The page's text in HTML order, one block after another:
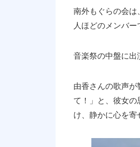
南外もぐらの会は
人ほどのメンバー
音楽祭の中盤に出
由香さんの歌声
て！」と、彼女
け、静かに心を寄